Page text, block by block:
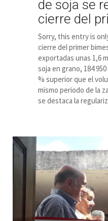
de soja se
cierre del
Sorry, this entry is
cierre del primer
exportadas unas 1,6
soja en grano, 184
% superior que el
mismo periodo de la
se destaca la